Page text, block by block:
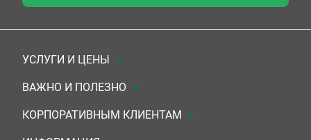
УСЛУГИ И ЦЕНЫ
Анализы
Комплексы
ВАЖНО И ПОЛЕЗНО
Документы для заключения договора
КОРПОРАТИВНЫМ КЛИЕНТАМ